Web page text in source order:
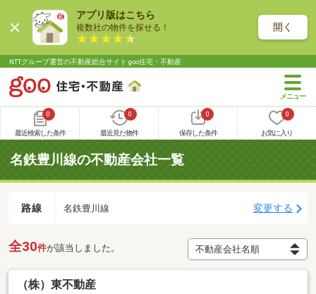
アプリ版はこちら
複数社の物件を探せる！ 開く
NTTグループ運営の不動産総合サイト goo住宅・不動産
0
最近検索した条件
0
最近見た物件
0
保存した条件
0
お気に入り
名鉄豊川線の不動産会社一覧
路線 名鉄豊川線 変更する
全30件が該当しました。
（株）東不動産